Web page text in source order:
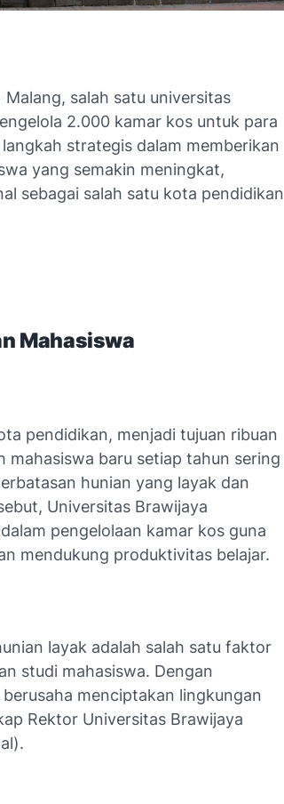
salah satu universitas
2.000 kamar kos untuk para
strategis dalam memberikan
yang semakin meningkat,
sebagai salah satu kota pendidikan
Mahasiswa
pendidikan, menjadi tujuan ribuan
mahasiswa baru setiap tahun sering
hunian yang layak dan
Universitas Brawijaya
pengelolaan kamar kos guna
mendukung produktivitas belajar.
layak adalah salah satu faktor
studi mahasiswa. Dengan
menciptakan lingkungan
Rektor Universitas Brawijaya